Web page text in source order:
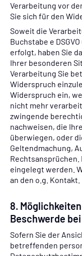
Verarbeitung vor
Sie sich für den
Soweit die
Buchstabe e
erfolgt, haben Sie
Ihrer besonderen
Verarbeitung Sie
Widerspruch
Widerspruch ein,
nicht mehr
zwingende
nachweisen, die
überwiegen, oder
Geltendmachung,
eingelegt werden.
an den o.g. Kontakt.
8.
Beschwerde
Sofern Sie der
betreffenden